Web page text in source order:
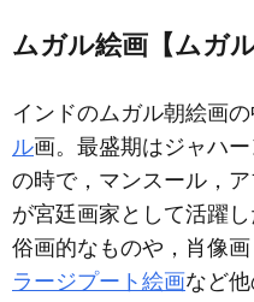
ムガル絵画【ムガ
インドのムガル朝絵画
ル画。最盛期はジャハー
の時で，マンスール，
が宮廷画家として活躍
俗画的なものや，肖像
ラージプート絵画など